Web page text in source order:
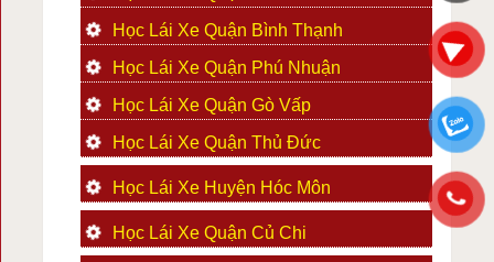
Học Lái Xe Quận Bình Thạnh
Học Lái Xe Quận Phú Nhuận
Học Lái Xe Quận Gò Vấp
Học Lái Xe Quận Thủ Đức
Học Lái Xe Huyện Hóc Môn
Học Lái Xe Quận Củ Chi